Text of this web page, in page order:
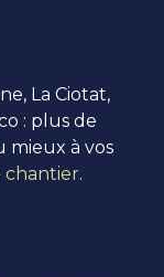
La Ciotat,
: plus de
mieux à vos
chantier.